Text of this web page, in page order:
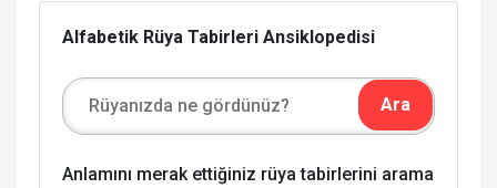
Alfabetik Rüya Tabirleri Ansiklopedisi
Anlamını merak ettiğiniz rüya tabirlerini arama